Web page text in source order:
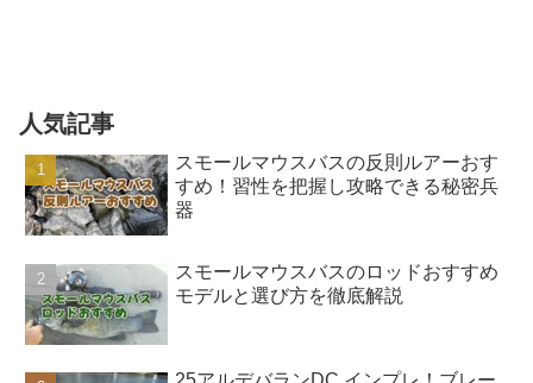
人気記事
スモールマウスバスの反則ルアーおす
すめ！習性を把握し攻略できる秘密兵
器
スモールマウスバスのロッドおすすめ
モデルと選び方を徹底解説